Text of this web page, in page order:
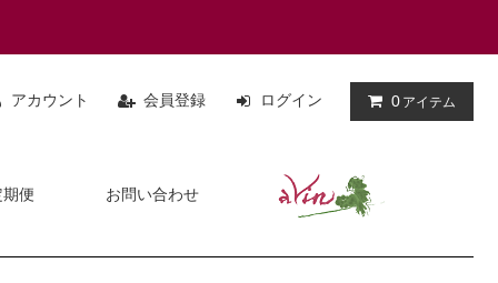
アカウント 会員登録 ログイン 0 アイテム
便 お問い合わせ